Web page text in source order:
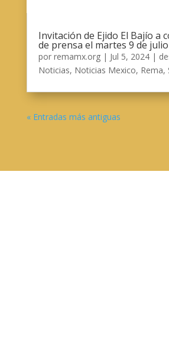
Invitación de Ejido El Bajío a
de prensa el martes 9 de julio
por remamx.org| Jul 5, 2024|
Noticias, Noticias Mexico, Rema,
« Entradas más antiguas